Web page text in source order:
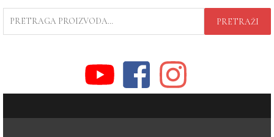
ZA:
PRETRAŽI